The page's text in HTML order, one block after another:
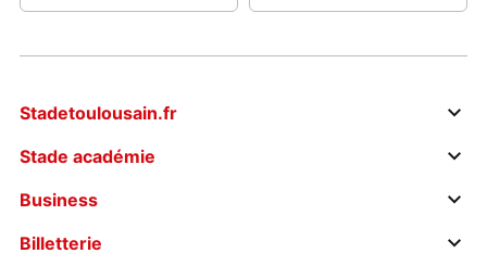
Stadetoulousain.fr
Stade académie
Business
Billetterie